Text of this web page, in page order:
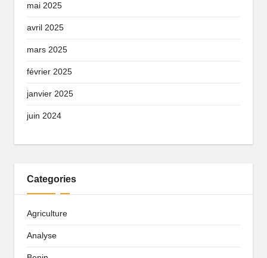
mai 2025
avril 2025
mars 2025
février 2025
janvier 2025
juin 2024
Categories
Agriculture
Analyse